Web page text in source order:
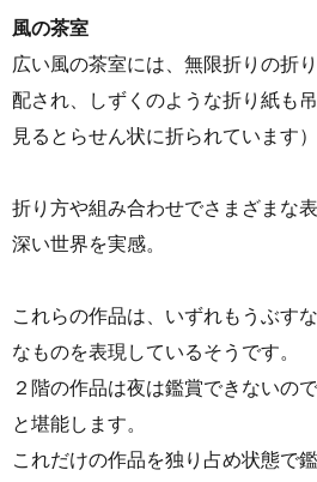
風の茶室
広い風の茶室には、無限折りの折
配され、しずくのような折り紙も
見るとらせん状に折られています）
折り方や組み合わせでさまざまな
深い世界を実感。
これらの作品は、いずれもうぶす
なものを表現しているそうです。
２階の作品は夜は鑑賞できないの
と堪能します。
これだけの作品を独り占め状態で